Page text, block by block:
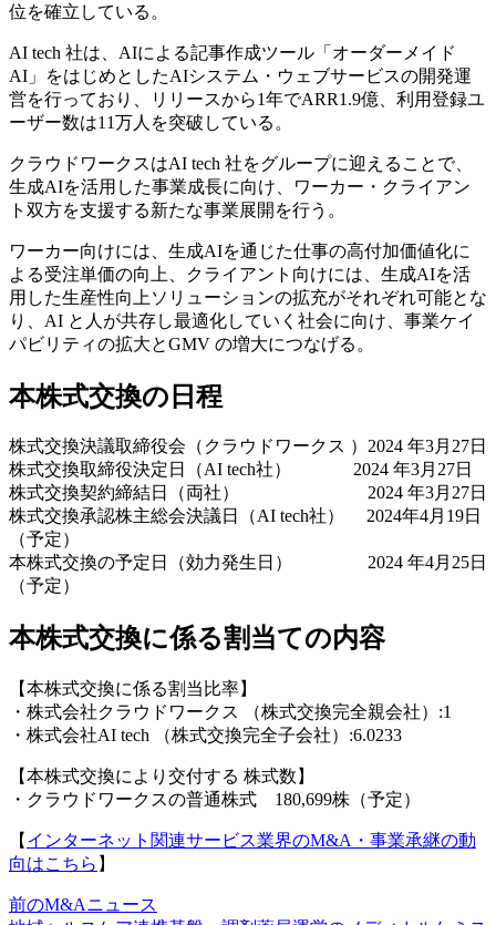
位を確立している。
AI tech 社は、AIによる記事作成ツール「オーダーメイド
AI」をはじめとしたAIシステム・ウェブサービスの開発運
営を行っており、リリースから1年でARR1.9億、利用登録ユ
ーザー数は11万人を突破している。
クラウドワークスはAI tech 社をグループに迎えることで、
生成AIを活用した事業成長に向け、ワーカー・クライアン
ト双方を支援する新たな事業展開を行う。
ワーカー向けには、生成AIを通じた仕事の高付加価値化に
よる受注単価の向上、クライアント向けには、生成AIを活
用した生産性向上ソリューションの拡充がそれぞれ可能とな
り、AI と人が共存し最適化していく社会に向け、事業ケイ
パビリティの拡大とGMV の増大につなげる。
本株式交換の日程
株式交換決議取締役会（クラウドワークス ）2024 年3月27日
株式交換取締役決定日（AI tech社） 2024 年3月27日
株式交換契約締結日（両社） 2024 年3月27日
株式交換承認株主総会決議日（AI tech社） 2024年4月19日
（予定）
本株式交換の予定日（効力発生日） 2024 年4月25日
（予定）
本株式交換に係る割当ての内容
【本株式交換に係る割当比率】
・株式会社クラウドワークス （株式交換完全親会社）:1
・株式会社AI tech （株式交換完全子会社）:6.0233
【本株式交換により交付する 株式数】
・クラウドワークスの普通株式 180,699株（予定）
【 インターネット関連サービス業界のM&A・事業承継の動
向はこちら 】
前のM&Aニュース